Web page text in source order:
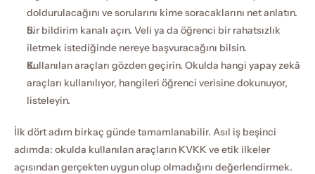
doldurulacağını ve sorularını kime soracaklarını net anlatın.
Bir bildirim kanalı açın. Veli ya da öğrenci bir rahatsızlık
iletmek istediğinde nereye başvuracağını bilsin.
Kullanılan araçları gözden geçirin. Okulda hangi yapay zekâ
araçları kullanılıyor, hangileri öğrenci verisine dokunuyor,
listeleyin.
İlk dört adım birkaç günde tamamlanabilir. Asıl iş beşinci
adımda: okulda kullanılan araçların KVKK ve etik ilkeler
açısından gerçekten uygun olup olmadığını değerlendirmek.